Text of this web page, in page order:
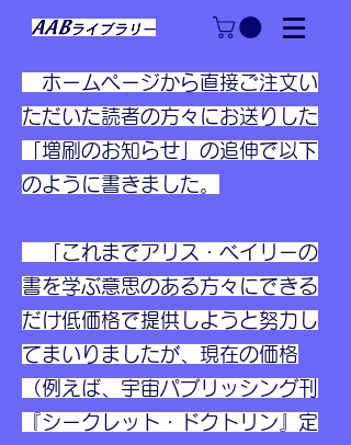
ホームページから直接ご注文い
ただいた読者の方々にお送りした
「増刷のお知らせ」の追伸で以下
のように書きました。
「これまでアリス・ベイリーの
書を学ぶ意思のある方々にできる
だけ低価格で提供しようと努力し
てまいりましたが、現在の価格
（例えば、宇宙パブリッシング刊
『シークレット・ドクトリン』定